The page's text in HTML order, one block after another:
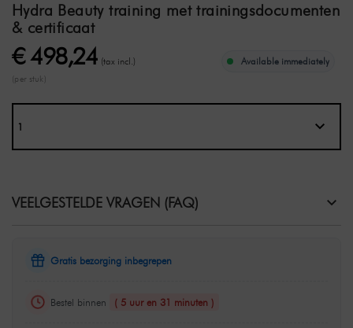
Hydra Beauty training met trainingsdocumenten
& certificaat
€ 498,24 (tax incl.)
(per stuk)
Available immediately
VEELGESTELDE VRAGEN (FAQ)
Gratis bezorging inbegrepen
Bestel binnen ( 5 uur en 31 minuten )